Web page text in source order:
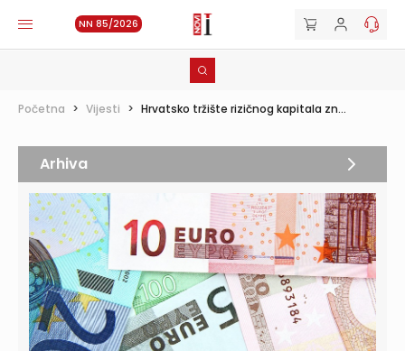
NN 85/2026
Početna > Vijesti > Hrvatsko tržište rizičnog kapitala zn...
Arhiva